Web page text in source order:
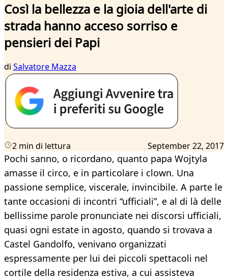
Così la bellezza e la gioia dell'arte di
strada hanno acceso sorriso e
pensieri dei Papi
di Salvatore Mazza
2 min di lettura September 22, 2017
Pochi sanno, o ricordano, quanto papa Wojtyla
amasse il circo, e in particolare i clown. Una
passione semplice, viscerale, invincibile. A parte le
tante occasioni di incontri “ufficiali”, e al di là delle
bellissime parole pronunciate nei discorsi ufficiali,
quasi ogni estate in agosto, quando si trovava a
Castel Gandolfo, venivano organizzati
espressamente per lui dei piccoli spettacoli nel
cortile della residenza estiva, a cui assisteva